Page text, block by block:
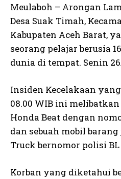
Meulaboh – Arongan
Desa Suak Timah,
Kabupaten Aceh Barat,
seorang pelajar berusia
dunia di tempat. Senin
Insiden Kecelakaan
08.00 WIB ini melibatkan
Honda Beat dengan
dan sebuah mobil
Truck bernomor polisi BL
Korban yang diketahui